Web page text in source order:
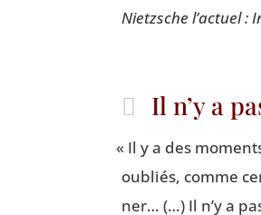
Nietzsche l’actuel
Il n’y a
« Il y a des
oubliés, comme
ner… (…) Il n’y a